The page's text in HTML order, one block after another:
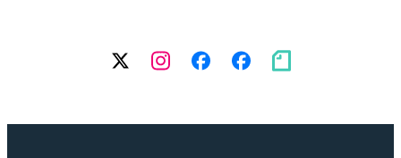
twitter
Instagram
facebook（個
人）
facebook（
務
note